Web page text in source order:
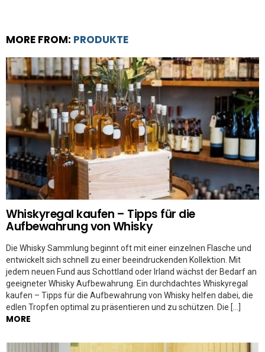
MORE FROM: PRODUKTE
Whiskyregal kaufen – Tipps für die
Aufbewahrung von Whisky
Die Whisky Sammlung beginnt oft mit einer einzelnen Flasche und
entwickelt sich schnell zu einer beeindruckenden Kollektion. Mit
jedem neuen Fund aus Schottland oder Irland wächst der Bedarf an
geeigneter Whisky Aufbewahrung. Ein durchdachtes Whiskyregal
kaufen – Tipps für die Aufbewahrung von Whisky helfen dabei, die
edlen Tropfen optimal zu präsentieren und zu schützen. Die […]
MORE